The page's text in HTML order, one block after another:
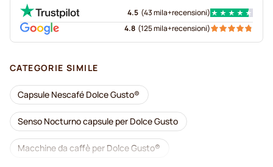
4.5 (43 mila+recensioni)
4.8 (125 mila+recensioni)
CATEGORIE SIMILE
Capsule Nescafé Dolce Gusto®
Senso Nocturno capsule per Dolce Gusto
Macchine da caffè per Dolce Gusto®